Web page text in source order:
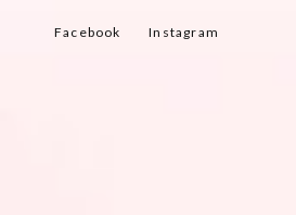
Facebook Instagram